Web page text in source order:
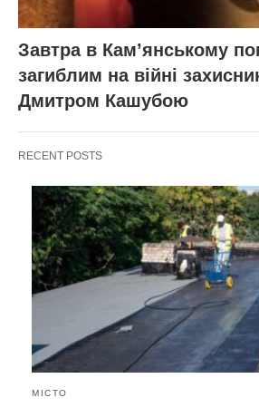
Завтра в Кам’янському
загиблим на війні
Дмитром Кашубою
RECENT POSTS
МІСТО